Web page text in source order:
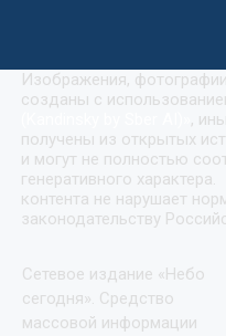
законодательству
Сетевое издание «Небо
сегодня». Средство
массовой информации
зарегистрировано
Федеральной службой по
информационных
технологий и массовых
коммуникаций,